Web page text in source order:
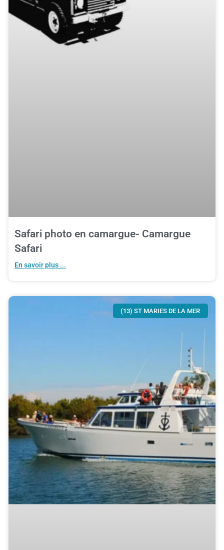
Safari photo en camargue- Camargue
Safari
En savoir plus ...
(13) ST MARIES DE LA MER